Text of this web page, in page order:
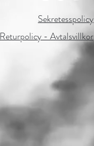
Sekretesspolicy
Returpolicy - Avtalsvillkor